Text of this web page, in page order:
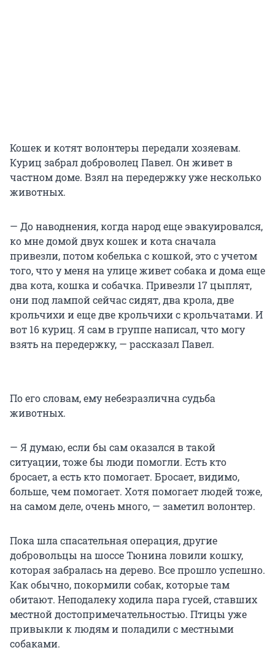
Кошек и котят волонтеры передали хозяевам.
Куриц забрал доброволец Павел. Он живет в
частном доме. Взял на передержку уже несколько
животных.
— До наводнения, когда народ еще эвакуировался,
ко мне домой двух кошек и кота сначала
привезли, потом кобелька с кошкой, это с учетом
того, что у меня на улице живет собака и дома еще
два кота, кошка и собачка. Привезли 17 цыплят,
они под лампой сейчас сидят, два крола, две
крольчихи и еще две крольчихи с крольчатами. И
вот 16 куриц. Я сам в группе написал, что могу
взять на передержку, — рассказал Павел.
По его словам, ему небезразлична судьба
животных.
— Я думаю, если бы сам оказался в такой
ситуации, тоже бы люди помогли. Есть кто
бросает, а есть кто помогает. Бросает, видимо,
больше, чем помогает. Хотя помогает людей тоже,
на самом деле, очень много, — заметил волонтер.
Пока шла спасательная операция, другие
добровольцы на шоссе Тюнина ловили кошку,
которая забралась на дерево. Все прошло успешно.
Как обычно, покормили собак, которые там
обитают. Неподалеку ходила пара гусей, ставших
местной достопримечательностью. Птицы уже
привыкли к людям и поладили с местными
собаками.